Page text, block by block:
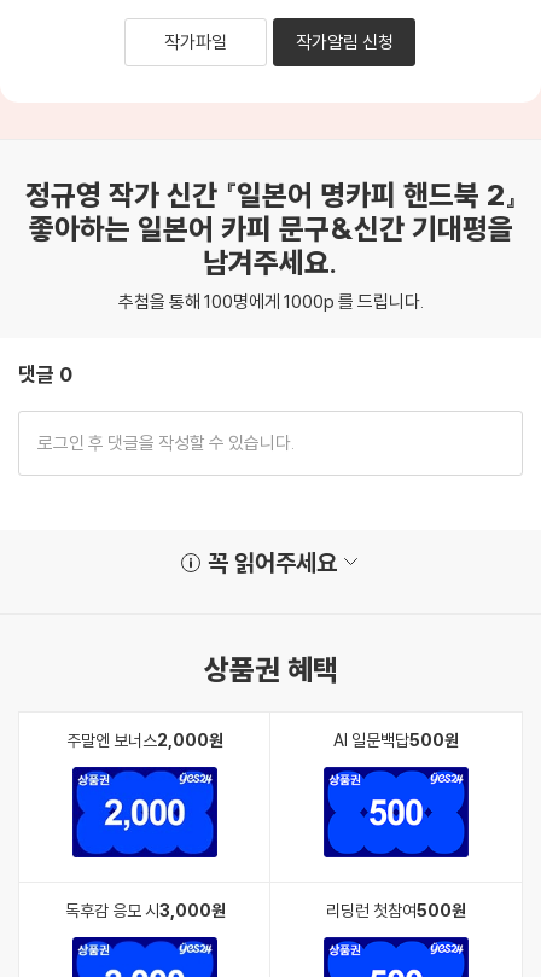
작가파일 작가알림 신청
정규영 작가 신간 『일본어 명카피 핸드북 2』
좋아하는 일본어 카피 문구&신간 기대평을
남겨주세요.
추첨을 통해 100명에게 1000p 를 드립니다.
댓글 0
꼭 읽어주세요
상품권 혜택
주말엔 보너스2,000원 AI 일문백답500원
독후감 응모 시3,000원 리딩런 첫참여500원